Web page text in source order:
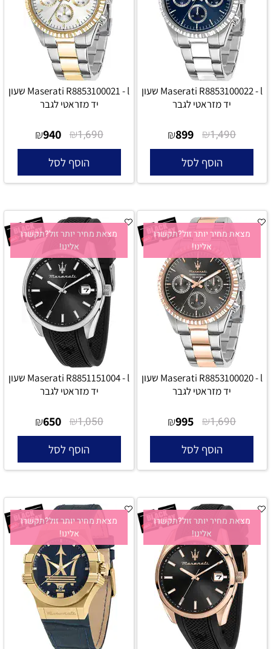
Maserati R8853100022 - l שעון
יד מזראטי לגבר
₪1,490
₪899
הוסף לסל
Maserati R8853100021 - l שעון
יד מזראטי לגבר
₪1,690
₪940
הוסף לסל
מצאת מחיר יותר זול?תקשרו
אלינו!
Maserati R8853100020 - l שעון
יד מזראטי לגבר
₪1,690
₪995
הוסף לסל
מצאת מחיר יותר זול?תקשרו
אלינו!
Maserati R8851151004 - l שעון
יד מזראטי לגבר
₪1,050
₪650
הוסף לסל
מצאת מחיר יותר זול?תקשרו
אלינו!
מצאת מחיר יותר זול?תקשרו
אלינו!